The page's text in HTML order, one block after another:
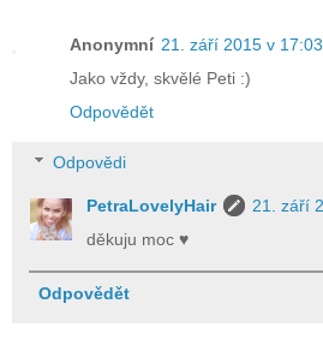
Anonymní 21. září 2015 v 17:03
Jako vždy, skvělé Peti :)
Odpovědět
Odpovědi
PetraLovelyHair
21. září
děkuju moc ♥
Odpovědět